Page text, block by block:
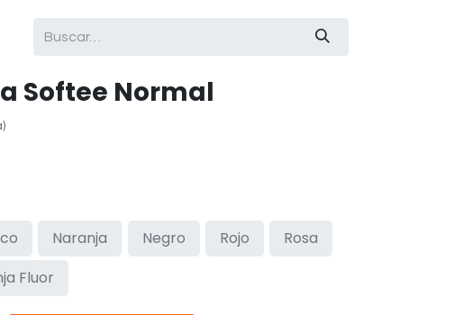
Softee Normal
Naranja Negro Rojo
Rosa
Fluor